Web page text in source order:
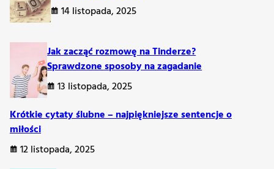
14 listopada, 2025
Jak zacząć rozmowę na Tinderze?
Sprawdzone sposoby na zagadanie
13 listopada, 2025
Krótkie cytaty ślubne – najpiękniejsze sentencje o
miłości
12 listopada, 2025